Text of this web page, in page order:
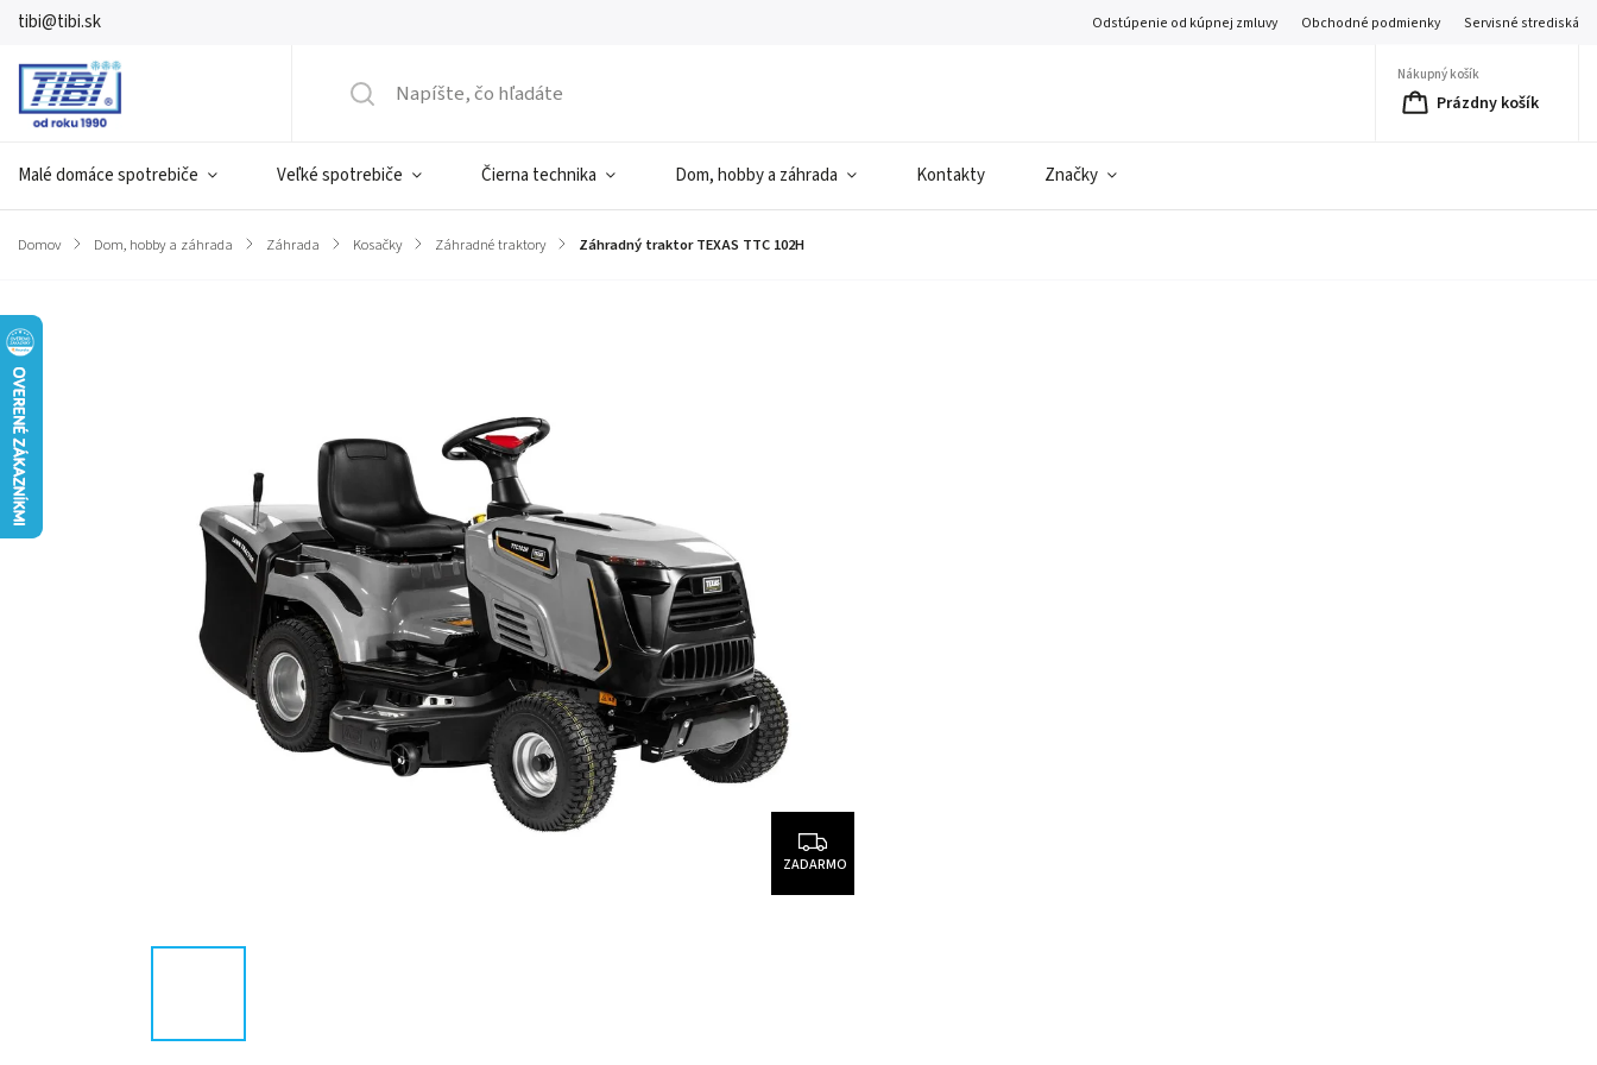
tibi@tibi.sk Odstúpenie od kúpnej zmluvy Obchodné podmienky Servisné strediská
Nákupný košík
Prázdny košík
Malé domáce spotrebiče Veľké spotrebiče Čierna technika Dom, hobby a záhrada Kontakty Značky
Domov / Dom, hobby a záhrada / Záhrada / Kosačky / Záhradné traktory / Záhradný traktor TEXAS TTC 102H
Značka:
ZADARMO